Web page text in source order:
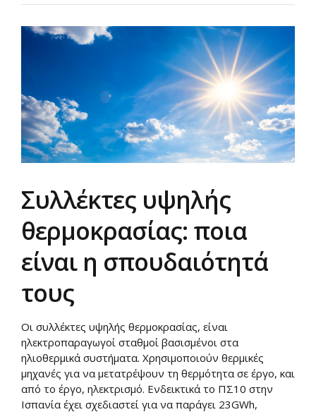
Συλλέκτες υψηλής
θερμοκρασίας: ποια
είναι η σπουδαιότητά
τους
Οι συλλέκτες υψηλής θερμοκρασίας, είναι
ηλεκτροπαραγωγοί σταθμοί βασισμένοι στα
ηλιοθερμικά συστήματα. Χρησιμοποιούν θερμικές
μηχανές για να μετατρέψουν τη θερμότητα σε έργο, και
από το έργο, ηλεκτρισμό. Ενδεικτικά το ΠΣ10 στην
Ισπανία έχει σχεδιαστεί για να παράγει 23GWh,